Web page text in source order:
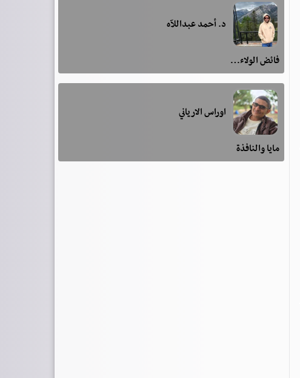
د. أحمد عبداللآه
فائض الولاء…
اوراس الارياني
مايا والنافذة